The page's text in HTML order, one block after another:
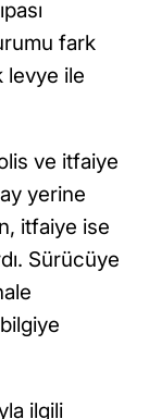
fark
levye ile
ve itfaiye
yerine
itfaiye ise
Sürücüye
ilgili